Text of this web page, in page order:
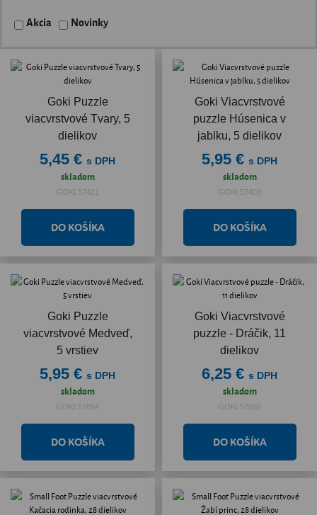
Akcia Novinky
Goki Puzzle
viacvrstvové Tvary, 5
dielikov
5,45 € s DPH
skladom
GOKI.57421
Goki Viacvrstvové
puzzle Húsenica v
jablku, 5 dielikov
5,95 € s DPH
skladom
GOKI.57403
Goki Puzzle
viacvrstvové Medveď,
5 vrstiev
5,95 € s DPH
skladom
GOKI.57884
Goki Viacvrstvové
puzzle - Dráčik, 11
dielikov
6,25 € s DPH
skladom
GOKI.57688